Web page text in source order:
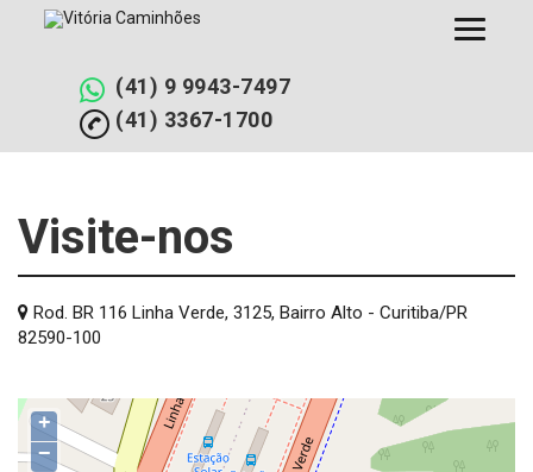
(41) 9 9943-7497
(41) 3367-1700
Visite-nos
Rod. BR 116 Linha Verde, 3125, Bairro Alto - Curitiba/PR
82590-100
+
−